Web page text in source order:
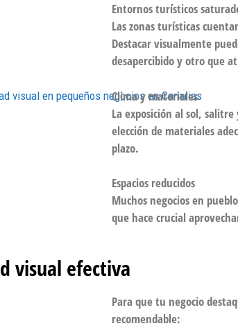
Entornos turísticos
Las zonas turísticas
Destacar visualmente
desapercibido y otro que
Clima y materiales
La exposición al sol,
elección de materiales
plazo.
Espacios reducidos
Muchos negocios en
que hace crucial
visual efectiva
Para que tu negocio
recomendable: